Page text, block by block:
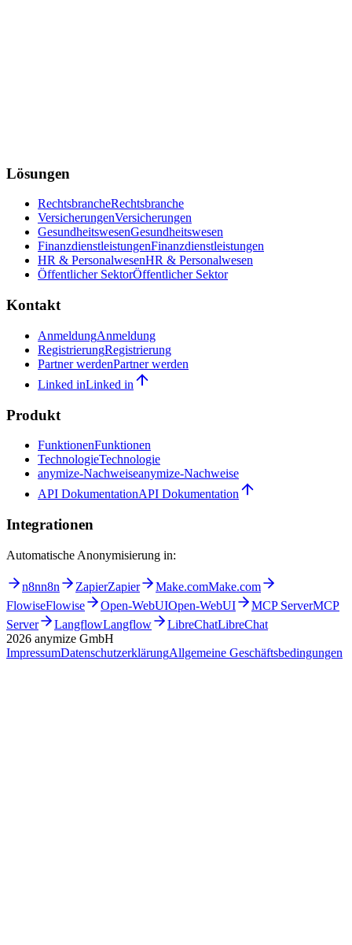
Lösungen
RechtsbrancheRechtsbranche
VersicherungenVersicherungen
GesundheitswesenGesundheitswesen
FinanzdienstleistungenFinanzdienstleistungen
HR & PersonalwesenHR & Personalwesen
Öffentlicher SektorÖffentlicher Sektor
Kontakt
AnmeldungAnmeldung
RegistrierungRegistrierung
Partner werdenPartner werden
Linked inLinked in
Produkt
FunktionenFunktionen
TechnologieTechnologie
anymize-Nachweiseanymize-Nachweise
API DokumentationAPI Dokumentation
Integrationen
Automatische Anonymisierung in:
n8nn8n ZapierZapier Make.comMake.com
FlowiseFlowise Open-WebUIOpen-WebUI MCP ServerMCP
Server
LangflowLangflow LibreChatLibreChat
2026 anymize GmbH
ImpressumDatenschutzerklärungAllgemeine Geschäftsbedingungen